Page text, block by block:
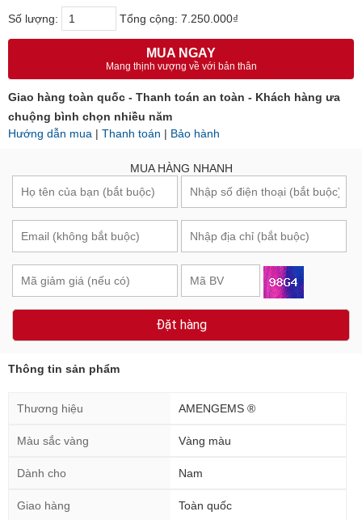
Số lượng: Tổng cộng: 7.250.000₫
MUA NGAY
Mang thịnh vượng về với bản thân
Giao hàng toàn quốc - Thanh toán an toàn - Khách hàng ưa
chuộng bình chọn nhiều năm
Hướng dẫn mua | Thanh toán | Bảo hành
MUA HÀNG NHANH
Đặt hàng
Thông tin sản phẩm
Thương hiệu AMENGEMS ®
Màu sắc vàng Vàng màu
Dành cho Nam
Giao hàng Toàn quốc